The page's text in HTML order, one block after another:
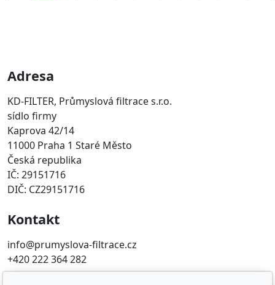
Adresa
KD-FILTER, Průmyslová filtrace s.r.o.
sídlo firmy
Kaprova 42/14
11000 Praha 1 Staré Město
Česká republika
IČ: 29151716
DIČ: CZ29151716
Kontakt
info@prumyslova-filtrace.cz
+420 222 364 282